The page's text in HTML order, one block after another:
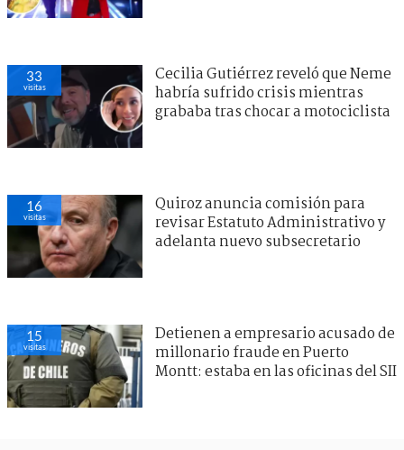
33
visitas
Cecilia Gutiérrez reveló que Neme
habría sufrido crisis mientras
grababa tras chocar a motociclista
16
visitas
Quiroz anuncia comisión para
revisar Estatuto Administrativo y
adelanta nuevo subsecretario
15
visitas
Detienen a empresario acusado de
millonario fraude en Puerto
Montt: estaba en las oficinas del SII